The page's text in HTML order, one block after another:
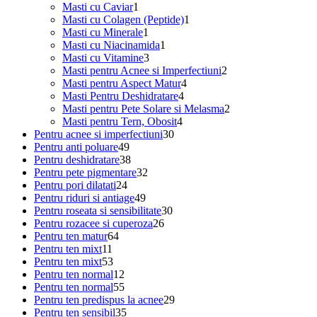
Masti cu Caviar1
produs
Masti cu Colagen (Peptide)1
Masti cu Minerale1
produs
Masti cu Niacinamida1
Masti cu Vitamine33
produse
Masti pentru Acnee si Imperfectiuni2
Masti pentru Aspect Matur44
Masti Pentru Deshidratare44
produse
Masti pentru Pete Solare si Melasma2
Masti pentru Tern, Obosit44
Pentru acnee si imperfectiuni3030
Pentru anti poluare4949
de
produse
Pentru deshidratare3838
de
Pentru pete pigmentare32
Pentru pori dilatati2424
de
produse
Pentru riduri si antiage4949
de
produse
Pentru roseata si sensibilitate3030
Pentru rozacee si cuperoza2626
Pentru ten matur6464
Pentru ten mixt11
produse
Pentru ten mixt5353
de
produse
Pentru ten normal12
produse
Pentru ten normal5555
de
produse
Pentru ten predispus la acnee2929
Pentru ten sensibil3535